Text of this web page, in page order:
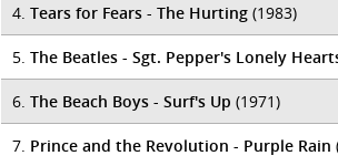
4. Tears for Fears - The Hurting (1983)
5. The Beatles - Sgt. Pepper's Lonely
6. The Beach Boys - Surf's Up (1971)
7. Prince and the Revolution - Purple Rain